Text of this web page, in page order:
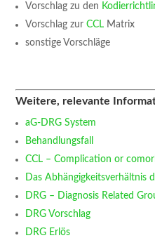
Vorschlag zu den
Vorschlag zurCCL Matrix
sonstige Vorschläge
Weitere, relevante
aG-DRG System
Behandlungsfall
CCL – Complication or
Das Abhängigkeitsverhältnis
DRG – Diagnosis Related
DRG Vorschlag
DRG Erlös